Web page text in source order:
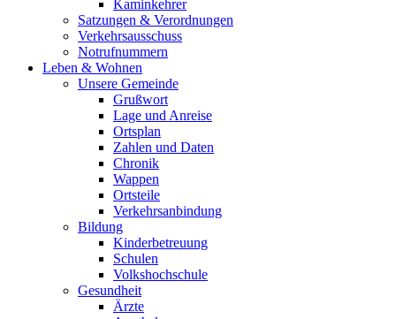
Kaminkehrer
Satzungen & Verordnungen
Verkehrsausschuss
Notrufnummern
Leben & Wohnen
Unsere Gemeinde
Grußwort
Lage und Anreise
Ortsplan
Zahlen und Daten
Chronik
Wappen
Ortsteile
Verkehrsanbindung
Bildung
Kinderbetreuung
Schulen
Volkshochschule
Gesundheit
Ärzte